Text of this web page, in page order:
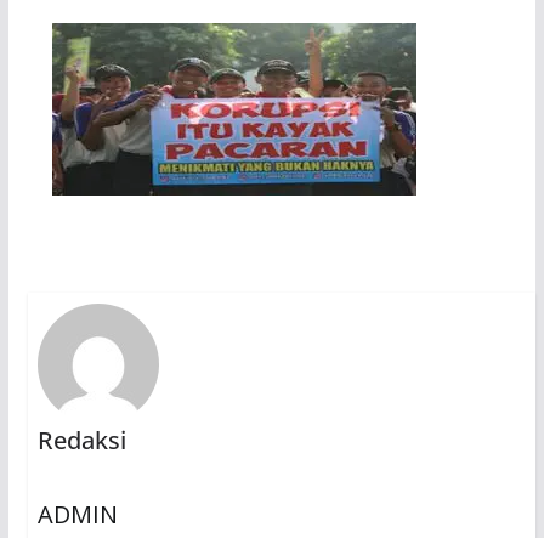
Redaksi
ADMIN